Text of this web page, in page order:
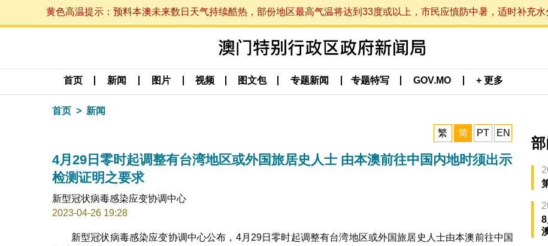
黄色高温提示：预料本澳未来数日天气持续酷热，部份地区最高气温将达到33度或以上，市民应慎防中暑，适时补充
首页 新闻 图片 视频 图文包 专题新闻 专题特写 GOV.MO + 更多
首页 新闻
繁 简 PT EN
4月29日零时起调整有台湾地区或外国旅居史人士 由本澳前往中国内地时须出示
检测证明之要求
新型冠状病毒感染应变协调中心
2023-04-26 19:28
新型冠状病毒感染应变协调中心公布，4月29日零时起调整有台湾地区或外国旅居史人士由本澳前往中国
部